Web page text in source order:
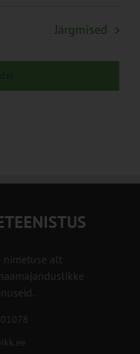
Järgmised
nimetuse alt